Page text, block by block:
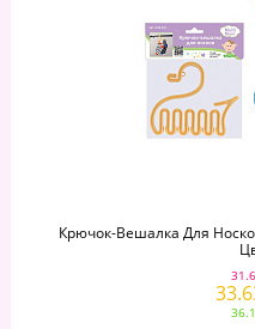
Крючок-Вешалка Для